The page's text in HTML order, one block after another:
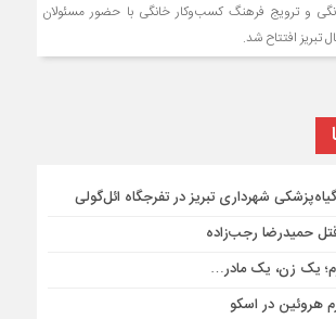
و ترویج فرهنگ کسب‌وکار خانگی با حضور مسئولان
تبریز افتتاح شد.
شهرداری تبریز در تفرجگاه ائل‌گولی
حمیدرضا رجب‌زاده
یک زن، یک مادر…
هروئین در اسکو